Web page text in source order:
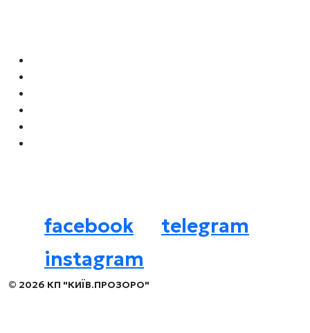
facebook
telegram
instagram
© 2026 КП "КИЇВ.ПРОЗОРО"